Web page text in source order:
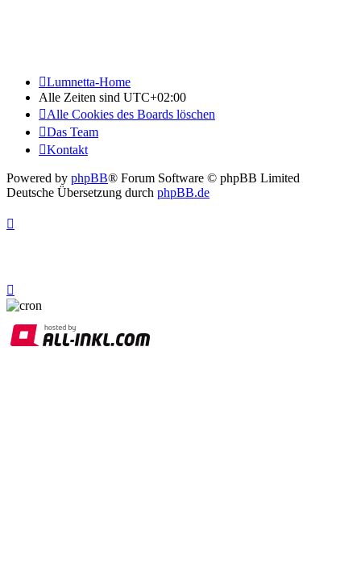
Lumnetta-Home
Alle Zeiten sind UTC+02:00
Alle Cookies des Boards löschen
Das Team
Kontakt
Powered by phpBB® Forum Software © phpBB Limited
Deutsche Übersetzung durch phpBB.de